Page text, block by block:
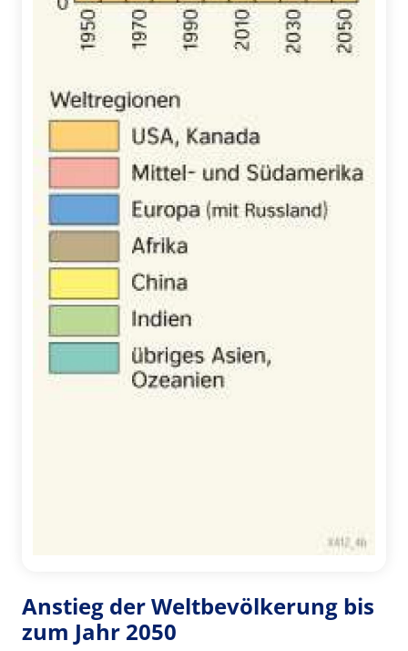
Anstieg der Weltbevölkerung bis
zum Jahr 2050